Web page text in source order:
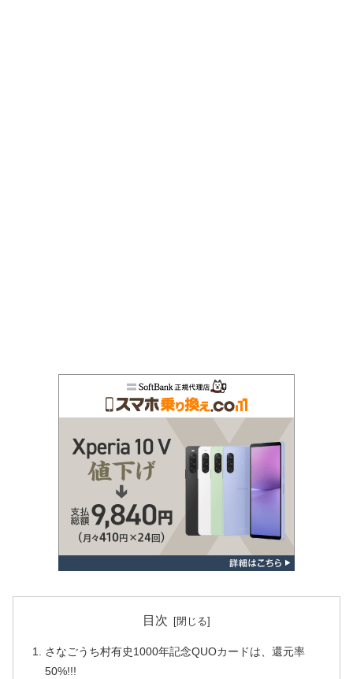
目次
さなごうち村有史1000年記念QUOカードは、還元率
50%!!!